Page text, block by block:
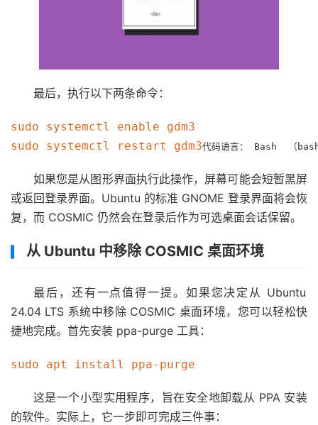
最后，执行以下两条命令：
sudo systemctl enable gdm3
sudo systemctl restart gdm3代码语言： Bash （
如果您是从图形界面执行此操作，屏幕可能会短暂黑屏
或返回登录界面。Ubuntu 的标准 GNOME 登录界面将会恢
复，而 COSMIC 仍然会在登录后作为可选桌面会话保留。
从 Ubuntu 中移除 COSMIC 桌面环境
最后，还有一点值得一提。如果您决定从 Ubuntu
24.04 LTS 系统中移除 COSMIC 桌面环境，您可以轻松快
捷地完成。首先安装 ppa-purge 工具：
sudo apt install ppa-purge
这是一个小型实用程序，旨在安全地卸载从 PPA 安装
的软件。实际上，它一步即可完成三件事：